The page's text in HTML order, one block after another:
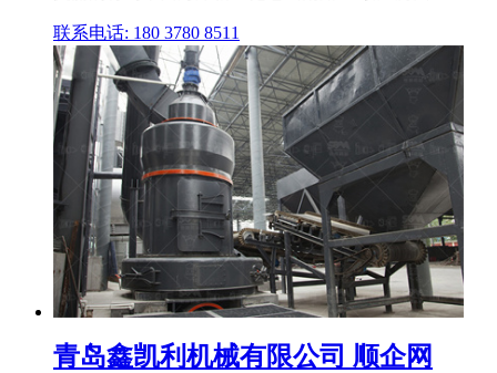
联系电话: 180 3780 8511
青岛鑫凯利机械有限公司 顺企网